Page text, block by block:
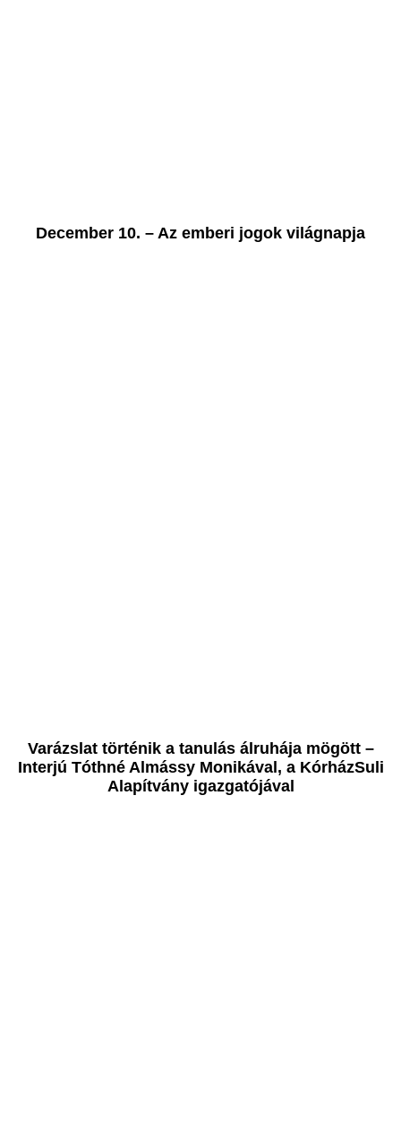
December 10. – Az emberi jogok világnapja
Varázslat történik a tanulás álruhája mögött –
Interjú Tóthné Almássy Monikával, a KórházSuli
Alapítvány igazgatójával